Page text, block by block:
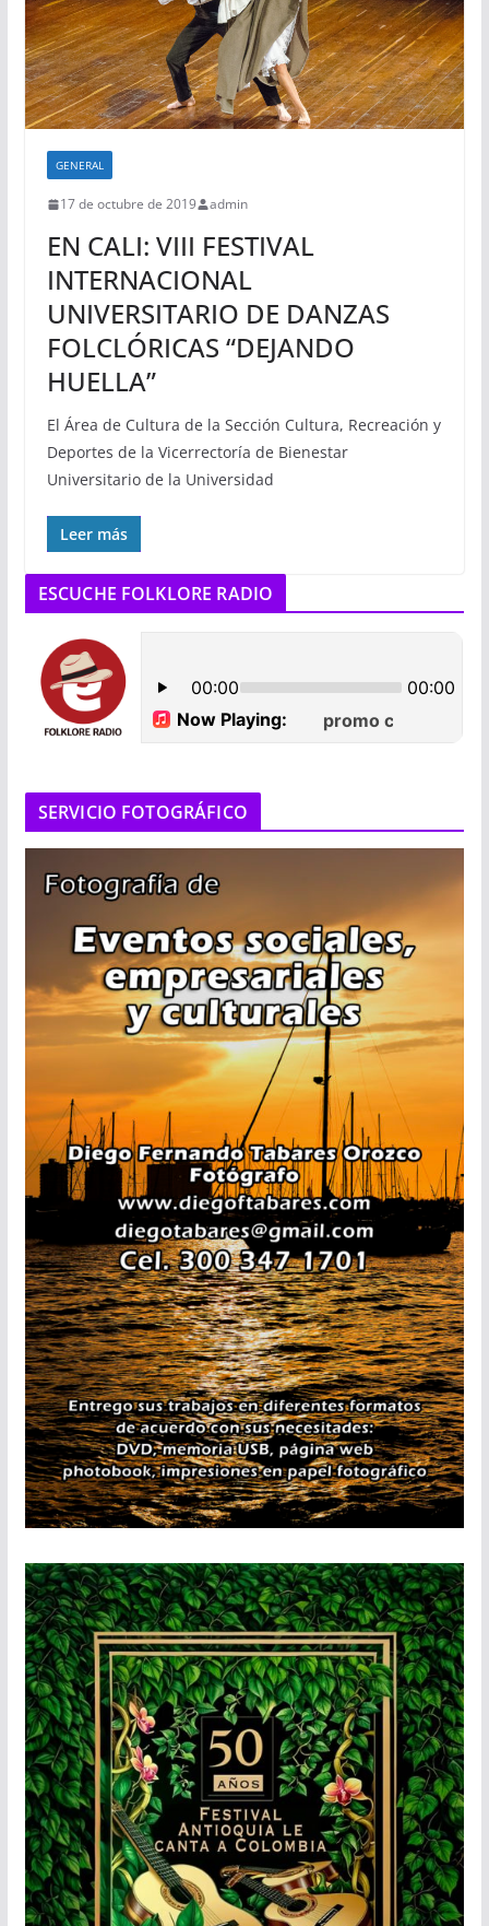
GENERAL
17 de octubre de 2019 admin
EN CALI: VIII FESTIVAL
INTERNACIONAL
UNIVERSITARIO DE DANZAS
FOLCLÓRICAS “DEJANDO
HUELLA”
El Área de Cultura de la Sección Cultura, Recreación y
Deportes de la Vicerrectoría de Bienestar
Universitario de la Universidad
Leer más
ESCUCHE FOLKLORE RADIO
SERVICIO FOTOGRÁFICO